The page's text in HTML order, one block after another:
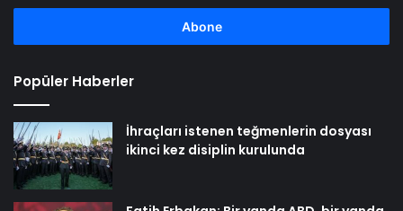
adresinizi
Popüler Haberler
İhraçları istenen teğmenlerin dosyası
ikinci kez disiplin kurulunda